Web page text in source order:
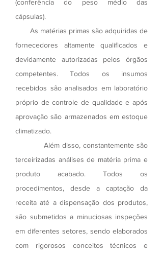
(conferência do peso médio das
cápsulas).
As matérias primas são adquiridas de
fornecedores altamente qualificados e
devidamente autorizadas pelos órgãos
competentes. Todos os insumos
recebidos são analisados em laboratório
próprio de controle de qualidade e após
aprovação são armazenados em estoque
climatizado.
Além disso, constantemente são
terceirizadas análises de matéria prima e
produto acabado. Todos os
procedimentos, desde a captação da
receita até a dispensação dos produtos,
são submetidos a minuciosas inspeções
em diferentes setores, sendo elaborados
com rigorosos conceitos técnicos e